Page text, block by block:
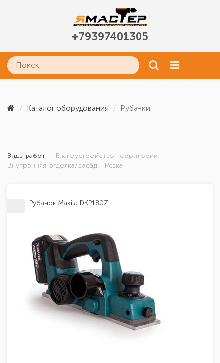
+79397401305
Каталог оборудования Рубанки
Виды работ:
Благоустройство территории
Внутренняя отделка/фасад
Резка
Рубанок Makita DKP180Z